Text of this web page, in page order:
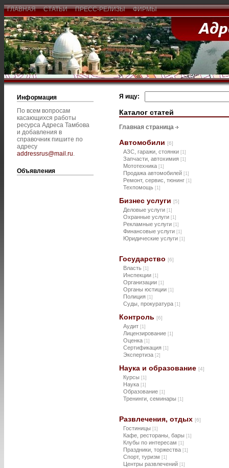
ГЛАВНАЯ СТАТЬИ ПРЕСС-РЕЛИЗЫ ФИРМЫ
Информация
По всем вопросам
касающихся работы
ресурса Адреса Тамбова
и добавления в
справочник пишите по
адресу
addressrus@mail.ru.
Объявления
Я ищу:
Каталог статей
Главная страница
Автомобили [6]
АЗС, гаражи, стоянки [1]
Запчасти, автохимия [1]
Мототехника [1]
Продажа автомобилей [1]
Ремонт, сервис, тюнинг [1]
Техпомощь [1]
Бизнес услуги [5]
Деловые услуги [1]
Охранные услуги [1]
Рекламные услуги [1]
Финансовые услуги [1]
Юридические услуги [1]
Государство [6]
Власть [1]
Инспекции [1]
Организации [1]
Органы юстиции [1]
Полиция [1]
Суды, прокуратура [1]
Контроль [6]
Аудит [1]
Лицензирование [1]
Оценка [1]
Сертификация [1]
Экспертиза [2]
Наука и образование [4]
Курсы [1]
Наука [1]
Образование [1]
Тренинги, семинары [1]
Развлечения, отдых [6]
Гостиницы [1]
Кафе, рестораны, бары [1]
Клубы по интересам [1]
Праздники, торжества [1]
Спорт, туризм [1]
Центры развлечений [1]